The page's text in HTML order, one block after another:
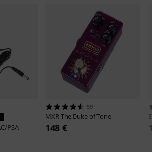
PSA
59
MXRThe Duke of Tone
148 €